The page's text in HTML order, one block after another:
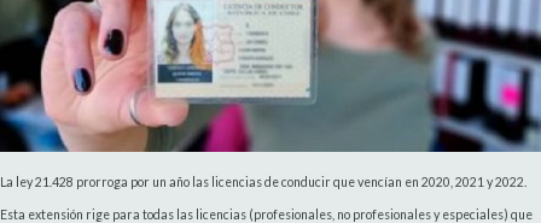
La ley 21.428 prorroga por un año las licencias de conducir que vencían en 2020, 2021 y 2022.
Esta extensión rige para todas las licencias (profesionales, no profesionales y especiales) que